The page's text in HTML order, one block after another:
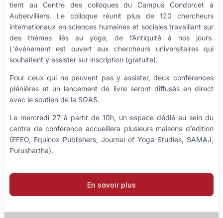
tient au Centre des colloques du Campus Condorcet à
Aubervilliers. Le colloque réunit plus de 120 chercheurs
internationaux en sciences humaines et sociales travaillant sur
des thèmes liés au yoga, de l’Antiquité à nos jours.
L’événement est ouvert aux chercheurs universitaires qui
souhaitent y assister sur inscription (gratuite).
Pour ceux qui ne peuvent pas y assister, deux conférences
plénières et un lancement de livre seront diffusés en direct
avec le soutien de la SOAS.
Le mercredi 27 à partir de 10h, un espace dédié au sein du
centre de conférence accueillera plusieurs maisons d’édition
(EFEO, Equinox Publishers, Journal of Yoga Studies, SAMAJ,
Purushartha).
En savoir plus